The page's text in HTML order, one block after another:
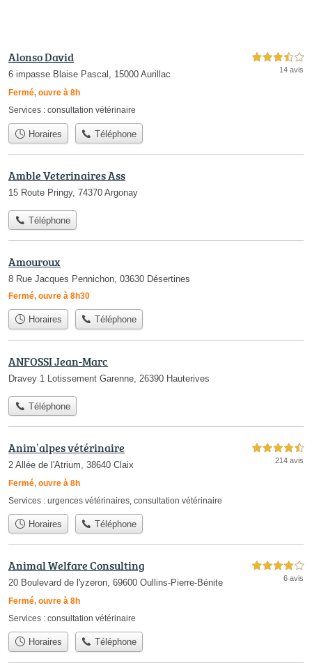
Alonso David
6 impasse Blaise Pascal, 15000 Aurillac
Fermé, ouvre à 8h
3,5 étoiles sur 5
14 avis
Services : consultation vétérinaire
Horaires Téléphone
Amble Veterinaires Ass
15 Route Pringy, 74370 Argonay
Téléphone
Amouroux
8 Rue Jacques Pennichon, 03630 Désertines
Fermé, ouvre à 8h30
Horaires Téléphone
ANFOSSI Jean-Marc
Dravey 1 Lotissement Garenne, 26390 Hauterives
Téléphone
Anim’alpes vétérinaire
2 Allée de l'Atrium, 38640 Claix
Fermé, ouvre à 8h
4,5 étoiles sur 5
214 avis
Services : urgences vétérinaires, consultation vétérinaire
Horaires Téléphone
Animal Welfare Consulting
20 Boulevard de l'yzeron, 69600 Oullins-Pierre-Bénite
Fermé, ouvre à 8h
4,0 étoiles sur 5
6 avis
Services : consultation vétérinaire
Horaires Téléphone